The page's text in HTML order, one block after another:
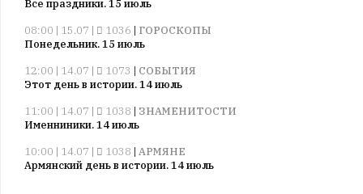
Все праздники. 15 июль
08:00 | 15.07 |
1036 | ГОРОСКОПЫ
Понедельник. 15 июль
12:00 | 14.07 |
1073 | СОБЫТИЯ
Этот день в истории. 14 июль
11:00 | 14.07 |
1038 | ЗНАМЕНИТОСТИ
Именниники. 14 июль
10:00 | 14.07 |
1038 | АРМЯНЕ
Армянский день в истории. 14 июль